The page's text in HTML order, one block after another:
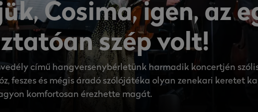
Cosima, igen, az
szép volt!
című hangversenybérletünk harmadik koncertjén
feszes és mégis áradó szólójátéka olyan zenekari keretet
komfortosan érezhette magát.